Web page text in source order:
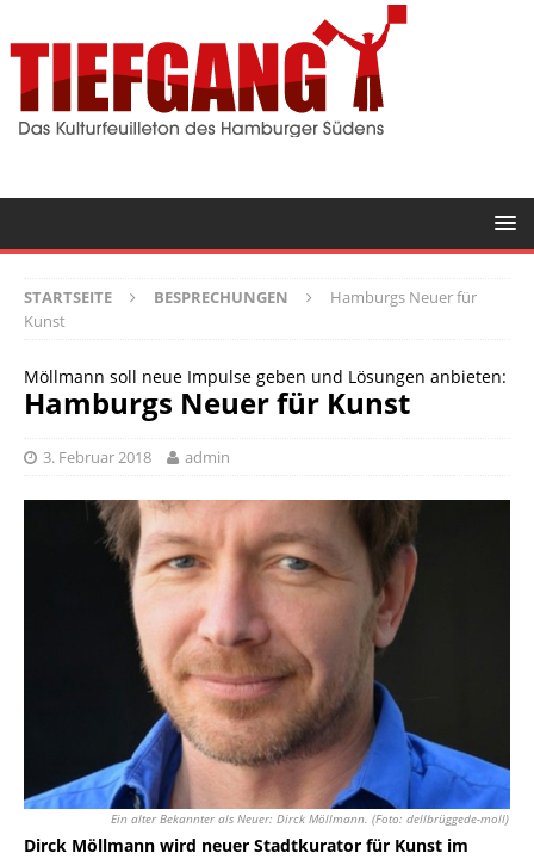
STARTSEITE BESPRECHUNGEN
Hamburgs Neuer für
Kunst
Möllmann soll neue Impulse geben und Lösungen anbieten:
Hamburgs Neuer für Kunst
3. Februar 2018 admin
Ein alter Bekannter als Neuer: Dirck Möllmann. (Foto: dellbrüggede-moll)
Dirck Möllmann wird neuer Stadtkurator für Kunst im